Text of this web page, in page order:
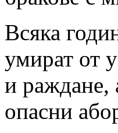
Всяка
умират от
и раждане,
опасни